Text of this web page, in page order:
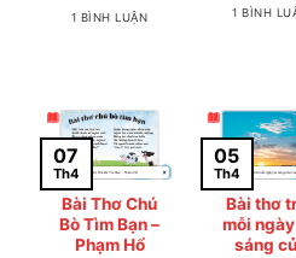
1 BÌNH LUẬN 1 BÌNH
Bài Thơ Chú
Bò Tìm Bạn –
Phạm Hổ
07
Th4
Bài thơ
mỗi
sáng
05
Th4